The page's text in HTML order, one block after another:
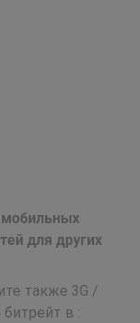
для других
также 3G /
битрейт в :